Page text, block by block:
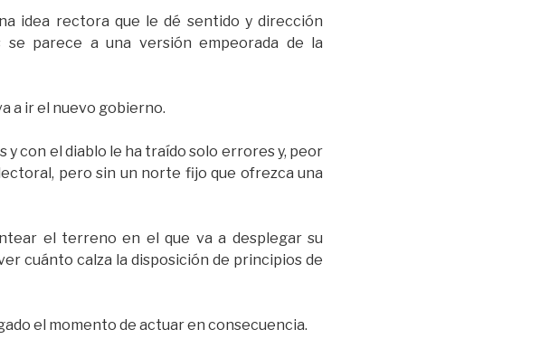
idea rectora que le dé sentido y dirección
parece a una versión empeorada de la
a ir el nuevo gobierno.
con el diablo le ha traído solo errores y, peor
pero sin un norte fijo que ofrezca una
el terreno en el que va a desplegar su
cuánto calza la disposición de principios de
el momento de actuar en consecuencia.